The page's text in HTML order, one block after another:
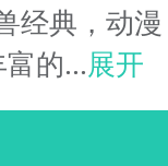
经典，动漫
的...展开